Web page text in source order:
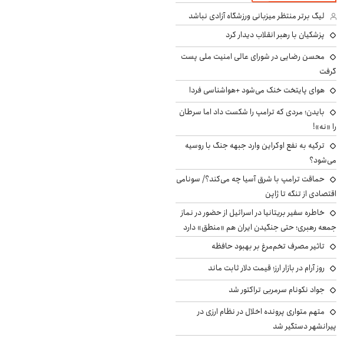
لیگ برتر منتظر میزبانی ورزشگاه آزادی نباشد
پزشکیان با رهبر انقلاب دیدار کرد
محسن رضایی در شورای عالی امنیت ملی پست
گرفت
هوای پایتخت خنک می‌شود +هواشناسی فردا
بایدن؛ مردی که ترامپ را شکست داد اما سرطان
را «نه»!
ترکیه به نفع اوکراین وارد جبهه جنگ با روسیه
می‌شود؟
حماقت ترامپ با شرق آسیا چه می‌کند؟/ سونامی
اقتصادی از تنگه تا ژاپن
خاطره سفیر بریتانیا در اسرائیل از حضور در نماز
جمعه رهبری؛ حتی جنگیدن ایران هم «منطق» دارد
تاثیر مصرف تخم‌مرغ بر بهبود حافظه
روز آرام در بازار ارز؛ قیمت دلار ثابت ماند
جواد نکونام سرمربی تراکتور شد
متهم متواری پرونده اخلال در نظام ارزی در
پیرانشهر دستگیر شد